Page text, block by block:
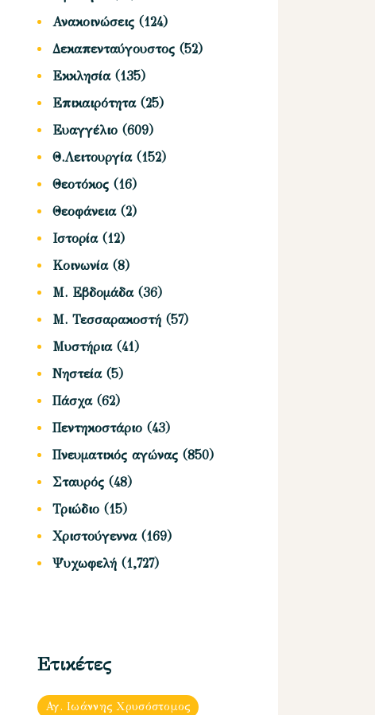
Ανακοινώσεις (124)
Δεκαπενταύγουστος (52)
Εκκλησία(135)
Επικαιρότητα(25)
Ευαγγέλιο (609)
Θ.Λειτουργία(152)
Θεοτόκος (16)
Θεοφάνεια(2)
Ιστορία(12)
Κοινωνία(8)
Μ. Εβδομάδα(36)
Μ. Τεσσαρακοστή (57)
Μυστήρια(41)
Νηστεία(5)
Πάσχα(62)
Πεντηκοστάριο (43)
Πνευματικός αγώνας (850)
Σταυρός (48)
Τριώδιο (15)
Χριστούγεννα(169)
Ψυχωφελή (1,727)
Ετικέτες
Αγ. Ιωάννης Χρυσόστομος